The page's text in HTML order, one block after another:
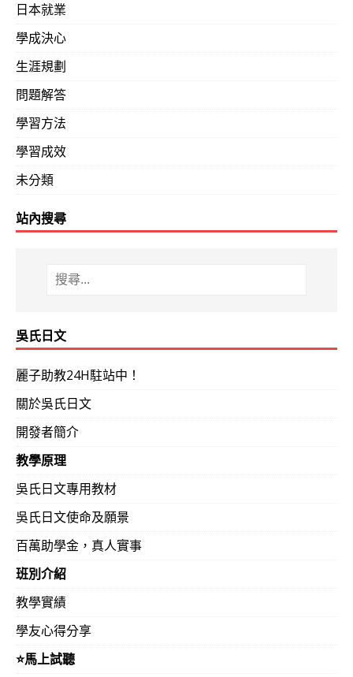
日本就業
學成決心
生涯規劃
問題解答
學習方法
學習成效
未分類
站內搜尋
吳氏日文
麗子助教24H駐站中！
關於吳氏日文
開發者簡介
教學原理
吳氏日文專用教材
吳氏日文使命及願景
百萬助學金，真人實事
班別介紹
教學實績
學友心得分享
⭐️馬上試聽